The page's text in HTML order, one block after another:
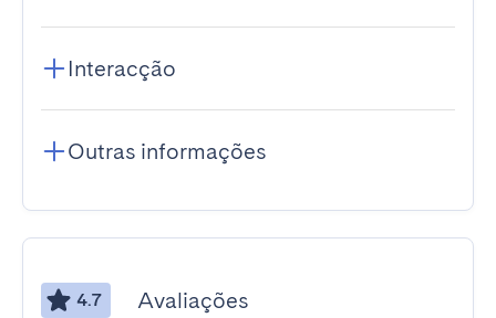
Interacção
Outras informações
4.7 Avaliações